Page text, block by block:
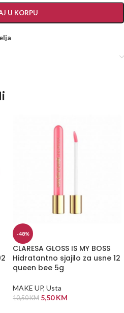
U KORPU
-48%
CLARESA GLOSS IS MY BOSS
Hidratantno sjajilo za usne 12
queen bee 5g
MAKE UP, Usta
10,50KM 5,50KM